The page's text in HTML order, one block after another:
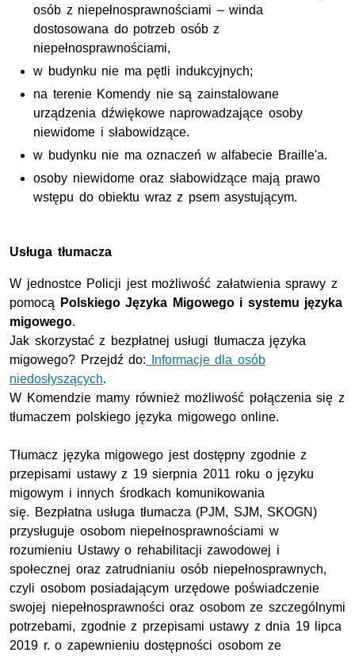
osób z niepełnosprawnościami – winda
dostosowana do potrzeb osób z
niepełnosprawnościami,
w budynku nie ma pętli indukcyjnych;
na terenie Komendy nie są zainstalowane
urządzenia dźwiękowe naprowadzające osoby
niewidome i słabowidzące.
w budynku nie ma oznaczeń w alfabecie Braille'a.
osoby niewidome oraz słabowidzące mają prawo
wstępu do obiektu wraz z psem asystującym.
Usługa tłumacza
W jednostce Policji jest możliwość załatwienia sprawy z
pomocą
Polskiego Języka Migowego i systemu języka
migowego.
Jak skorzystać z bezpłatnej usługi tłumacza języka
migowego? Przejdź do: Informacje dla osób
niedosłyszących.
W Komendzie mamy również możliwość połączenia się z
tłumaczem polskiego języka migowego online.
Tłumacz języka migowego jest dostępny zgodnie z
przepisami ustawy z 19 sierpnia 2011 roku o języku
migowym i innych środkach komunikowania
się. Bezpłatna usługa tłumacza (PJM, SJM, SKOGN)
przysługuje osobom niepełnosprawnościami w
rozumieniu Ustawy o rehabilitacji zawodowej i
społecznej oraz zatrudnianiu osób niepełnosprawnych,
czyli osobom posiadającym urzędowe poświadczenie
swojej niepełnosprawności oraz osobom ze szczególnymi
potrzebami, zgodnie z przepisami ustawy z dnia 19 lipca
2019 r. o zapewnieniu dostępności osobom ze